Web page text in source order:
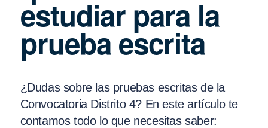
estudiar para la
prueba escrita
¿Dudas sobre las pruebas escritas de la
Convocatoria Distrito 4? En este artículo te
contamos todo lo que necesitas saber: